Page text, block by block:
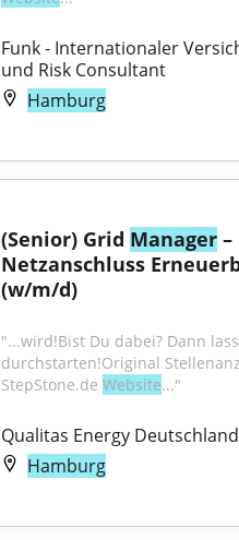
Funk - Internationaler
und Risk Consultant
Hamburg
(Senior) Grid Manager –
Netzanschluss
(w/m/d)
"...wird!Bist Du dabei? Dann
durchstarten!Original
StepStone.de Website..."
Qualitas Energy
Hamburg